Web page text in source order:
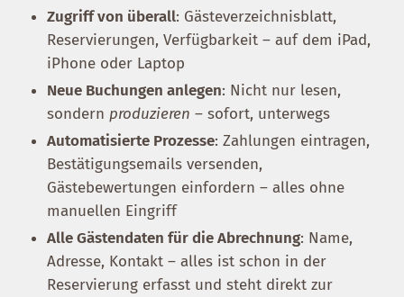
Zugriff von überall: Gästeverzeichnisblatt,
Reservierungen, Verfügbarkeit – auf dem iPad,
iPhone oder Laptop
Neue Buchungen anlegen: Nicht nur lesen,
sondern produzieren – sofort, unterwegs
Automatisierte Prozesse: Zahlungen eintragen,
Bestätigungsemails versenden,
Gästebewertungen einfordern – alles ohne
manuellen Eingriff
Alle Gästendaten für die Abrechnung: Name,
Adresse, Kontakt – alles ist schon in der
Reservierung erfasst und steht direkt zur